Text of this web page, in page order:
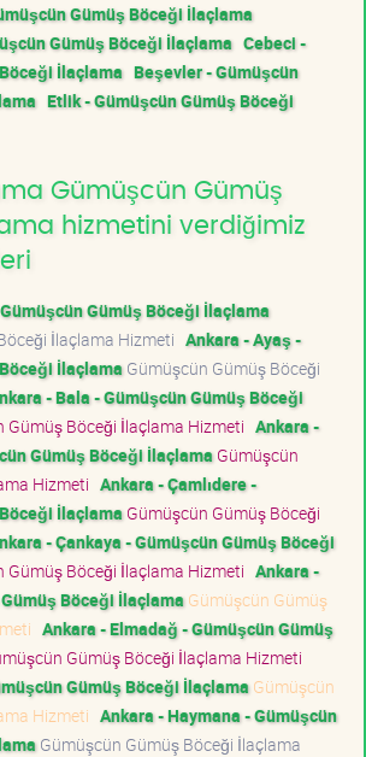
Gümüş Böceği İlaçlama
Gümüş Böceği İlaçlama Cebeci -
İlaçlama Beşevler - Gümüşcün
Etlik - Gümüşcün Gümüş Böceği
Gümüşcün Gümüş
hizmetini verdiğimiz
Gümüş Böceği İlaçlama
İlaçlama Hizmeti Ankara - Ayaş -
İlaçlama Gümüşcün Gümüş Böceği
- Bala - Gümüşcün Gümüş Böceği
Gümüş Böceği İlaçlama Hizmeti Ankara -
Gümüş Böceği İlaçlama Gümüşcün
Hizmeti Ankara - Çamlıdere -
İlaçlama Gümüşcün Gümüş Böceği
- Çankaya - Gümüşcün Gümüş Böceği
Gümüş Böceği İlaçlama Hizmeti Ankara -
Böceği İlaçlama Gümüşcün Gümüş
Ankara - Elmadağ - Gümüşcün Gümüş
Gümüş Böceği İlaçlama Hizmeti
Gümüş Böceği İlaçlama Gümüşcün
Hizmeti Ankara - Haymana - Gümüşcün
Gümüşcün Gümüş Böceği İlaçlama